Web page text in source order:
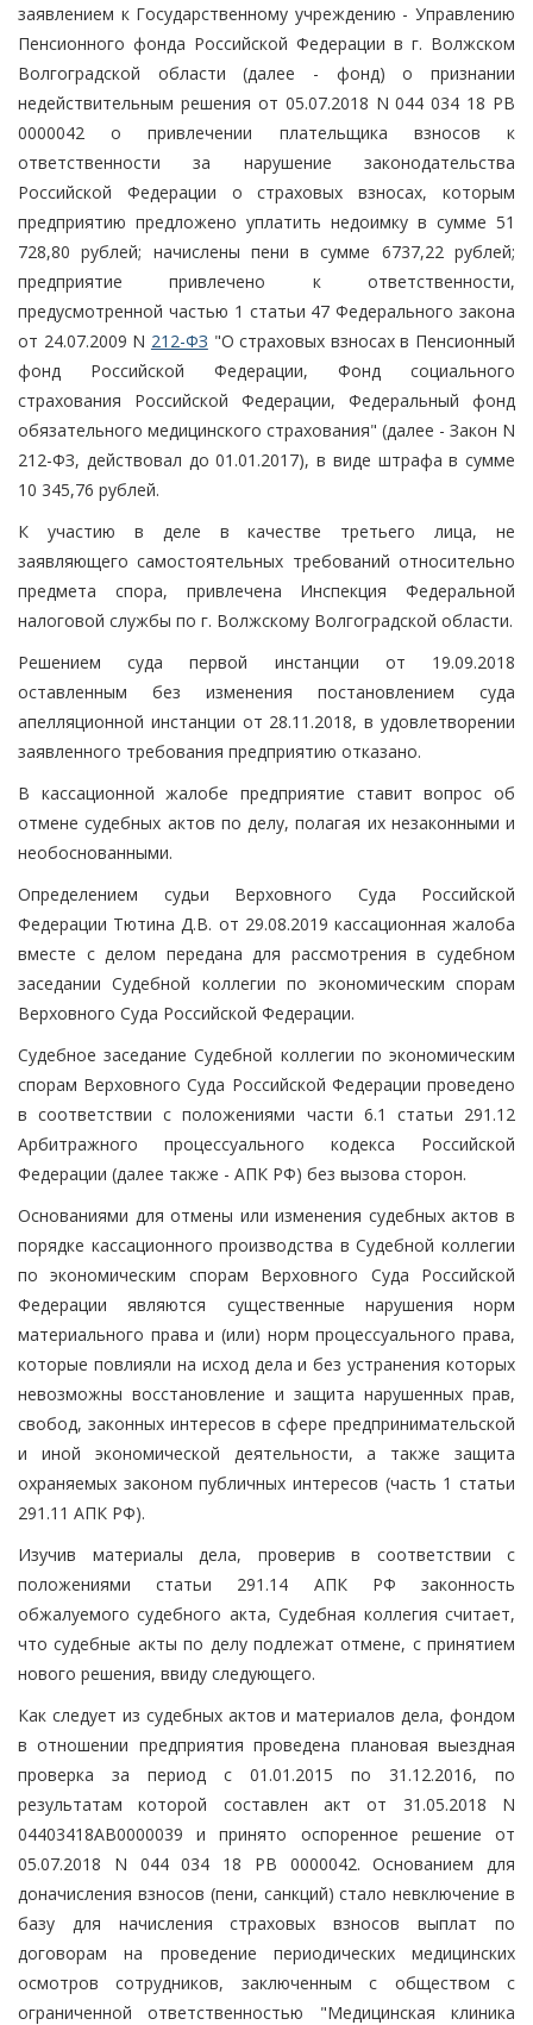
заявлением к Государственному учреждению - Управлению
Пенсионного фонда Российской Федерации в г. Волжском
Волгоградской области (далее - фонд) о признании
недействительным решения от 05.07.2018 N 044 034 18 РВ
0000042 о привлечении плательщика взносов к
ответственности за нарушение законодательства
Российской Федерации о страховых взносах, которым
предприятию предложено уплатить недоимку в сумме 51
728,80 рублей; начислены пени в сумме 6737,22 рублей;
предприятие привлечено к ответственности,
предусмотренной частью 1 статьи 47 Федерального закона
от 24.07.2009 N 212-ФЗ "О страховых взносах в Пенсионный
фонд Российской Федерации, Фонд социального
страхования Российской Федерации, Федеральный фонд
обязательного медицинского страхования" (далее - Закон N
212-ФЗ, действовал до 01.01.2017), в виде штрафа в сумме
10 345,76 рублей.
К участию в деле в качестве третьего лица, не
заявляющего самостоятельных требований относительно
предмета спора, привлечена Инспекция Федеральной
налоговой службы по г. Волжскому Волгоградской области.
Решением суда первой инстанции от 19.09.2018
оставленным без изменения постановлением суда
апелляционной инстанции от 28.11.2018, в удовлетворении
заявленного требования предприятию отказано.
В кассационной жалобе предприятие ставит вопрос об
отмене судебных актов по делу, полагая их незаконными и
необоснованными.
Определением судьи Верховного Суда Российской
Федерации Тютина Д.В. от 29.08.2019 кассационная жалоба
вместе с делом передана для рассмотрения в судебном
заседании Судебной коллегии по экономическим спорам
Верховного Суда Российской Федерации.
Судебное заседание Судебной коллегии по экономическим
спорам Верховного Суда Российской Федерации проведено
в соответствии с положениями части 6.1 статьи 291.12
Арбитражного процессуального кодекса Российской
Федерации (далее также - АПК РФ) без вызова сторон.
Основаниями для отмены или изменения судебных актов в
порядке кассационного производства в Судебной коллегии
по экономическим спорам Верховного Суда Российской
Федерации являются существенные нарушения норм
материального права и (или) норм процессуального права,
которые повлияли на исход дела и без устранения которых
невозможны восстановление и защита нарушенных прав,
свобод, законных интересов в сфере предпринимательской
и иной экономической деятельности, а также защита
охраняемых законом публичных интересов (часть 1 статьи
291.11 АПК РФ).
Изучив материалы дела, проверив в соответствии с
положениями статьи 291.14 АПК РФ законность
обжалуемого судебного акта, Судебная коллегия считает,
что судебные акты по делу подлежат отмене, с принятием
нового решения, ввиду следующего.
Как следует из судебных актов и материалов дела, фондом
в отношении предприятия проведена плановая выездная
проверка за период с 01.01.2015 по 31.12.2016, по
результатам которой составлен акт от 31.05.2018 N
04403418АВ0000039 и принято оспоренное решение от
05.07.2018 N 044 034 18 РВ 0000042. Основанием для
доначисления взносов (пени, санкций) стало невключение в
базу для начисления страховых взносов выплат по
договорам на проведение периодических медицинских
осмотров сотрудников, заключенным с обществом с
ограниченной ответственностью "Медицинская клиника